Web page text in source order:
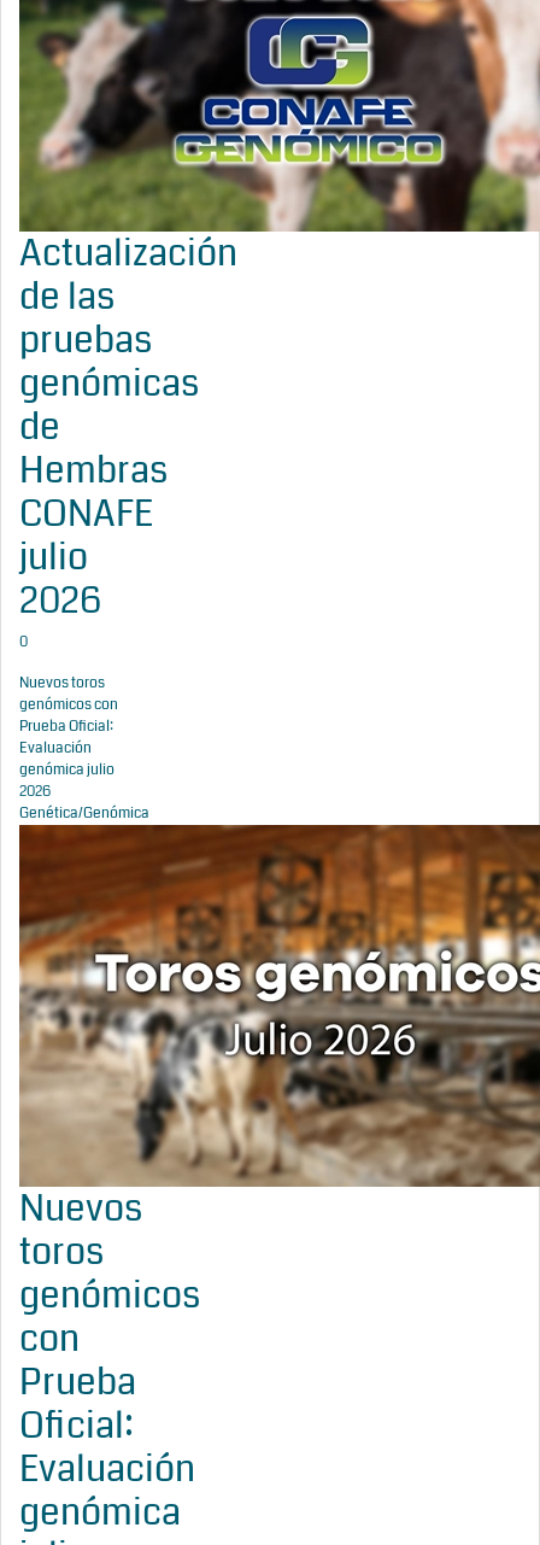
Actualización
de las
pruebas
genómicas
de
Hembras
CONAFE
julio
2026
0
Nuevos toros
genómicos con
Prueba Oficial:
Evaluación
genómica julio
2026
Genética/Genómica
Nuevos
toros
genómicos
con
Prueba
Oficial:
Evaluación
genómica